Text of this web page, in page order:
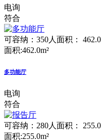
电询
符合
可容纳：350人 面积： 462.0
面积:462.0m²
多功能厅
电询
符合
可容纳：280人 面积： 255.0
面积:255.0m²